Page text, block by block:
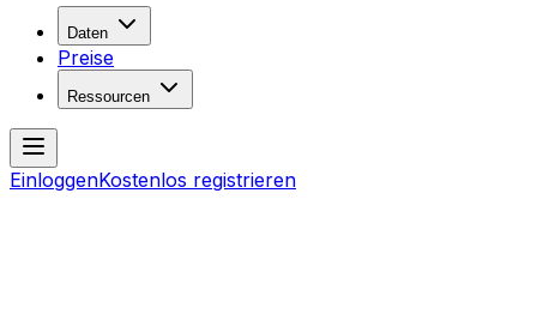
Daten
Preise
Ressourcen
EinloggenKostenlos registrieren